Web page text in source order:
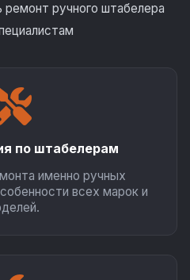
ручного штабелера
по штабелерам
именно ручных
всех марок и